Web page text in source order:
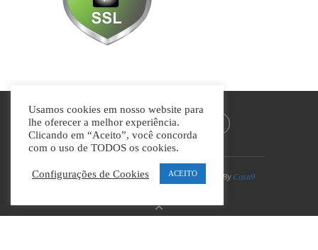
Divino Guia © Todos os direitos reservados | By Casa9
Usamos cookies em nosso website para
lhe oferecer a melhor experiência.
Clicando em “Aceito”, você concorda
com o uso de TODOS os cookies.
Configurações de Cookies ACEITO